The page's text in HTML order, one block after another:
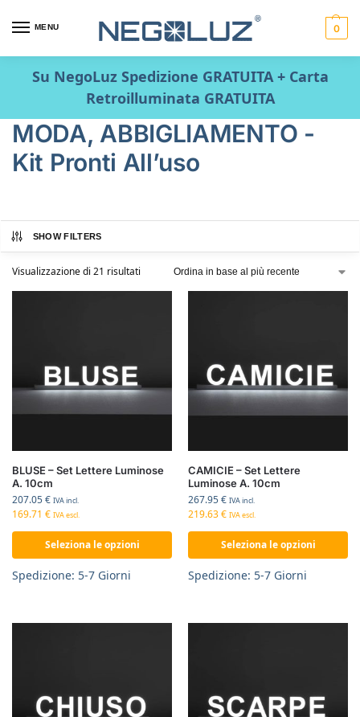
MENU 0
Su NegoLuz Spedizione GRATUITA + Carta
Retroilluminata GRATUITA
MODA, ABBIGLIAMENTO -
Kit Pronti All’uso
SHOW FILTERS
Visualizzazione di 21 risultati
BLUSE – Set Lettere Luminose
A. 10cm
207.05€ IVA incl.
169.71 € IVA escl.
Seleziona le opzioni
Spedizione: 5-7 Giorni
CAMICIE – Set Lettere
Luminose A. 10cm
267.95€ IVA incl.
219.63€ IVA escl.
Seleziona le opzioni
Spedizione: 5-7 Giorni